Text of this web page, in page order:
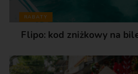
RABATY
Flipo: kod zniżkowy na